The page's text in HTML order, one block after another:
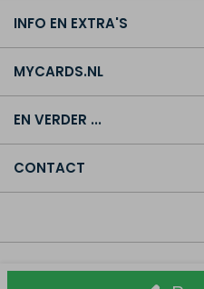
INFO EN EXTRA'S
MYCARDS.NL
EN VERDER ...
CONTACT
© Copyright